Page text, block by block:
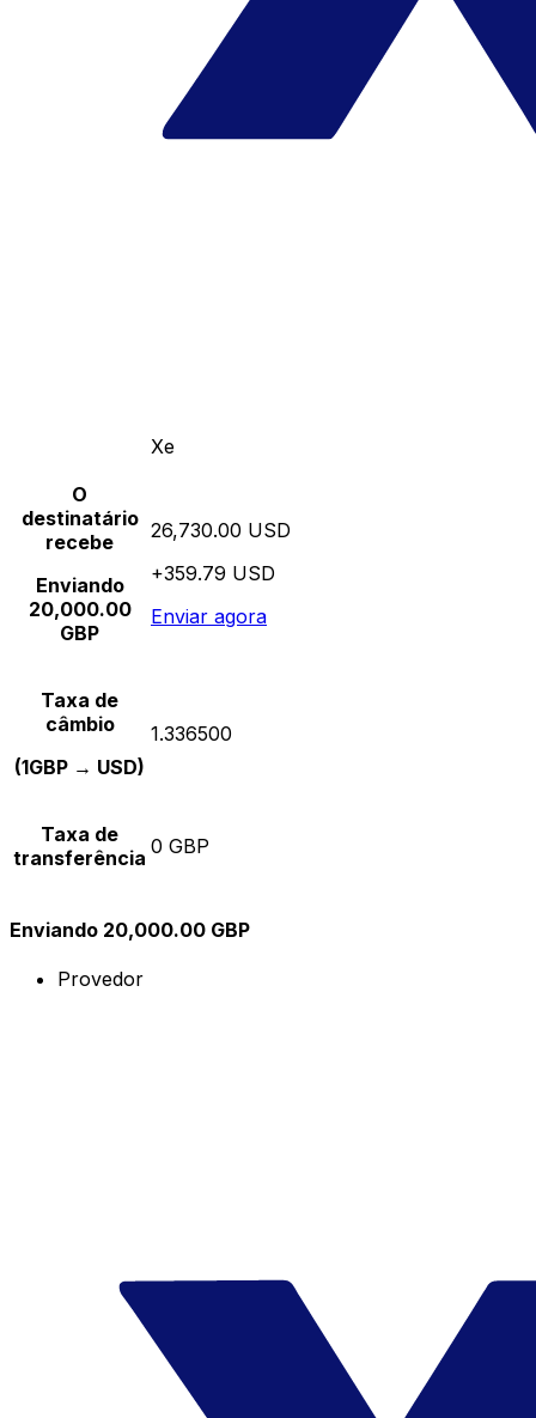
Xe
O
destinatário
recebe
Enviando
20,000.00
GBP
26,730.00 USD
+359.79 USD
Enviar agora
Taxa de
câmbio
(1GBP → USD)
1.336500
Taxa de
transferência 0 GBP
Enviando 20,000.00 GBP
Provedor